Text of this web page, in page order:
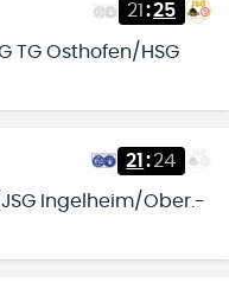
21 :25
TG Osthofen/HSG
21 :24
Ingelheim/Ober.-